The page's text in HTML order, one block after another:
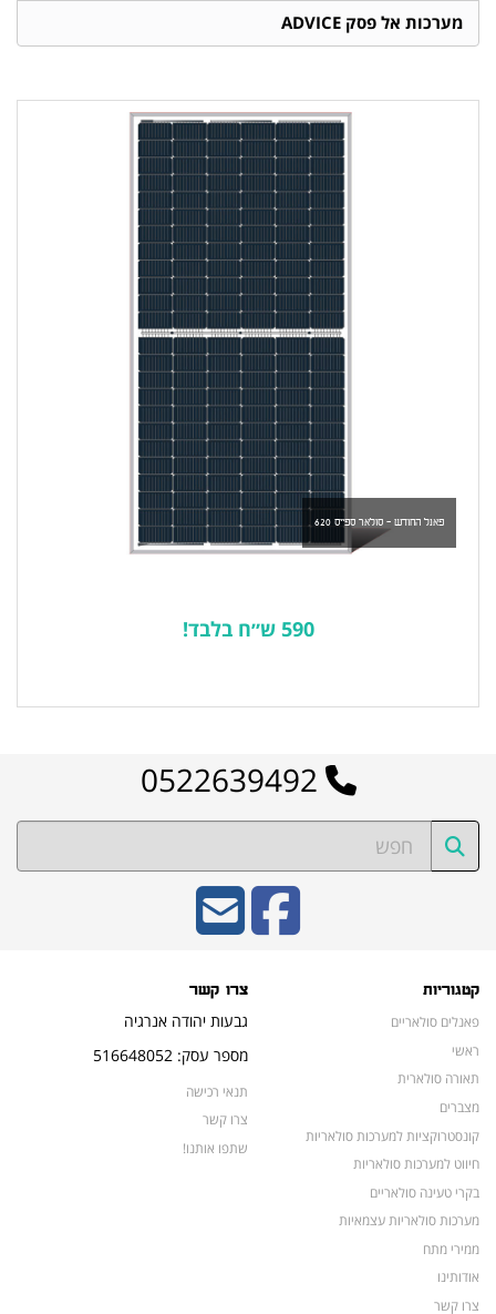
מערכות אל פסק ADVICE
פאנל החודש - סולאר ספייס 620
590 ש״ח בלבד!
קטגוריות
פאנלים סולאריים
ראשי
תאורה סולארית
מצברים
קונסטרוקציות למערכות סולאריות
חיווט למערכות סולאריות
בקרי טעינה סולאריים
מערכות סולאריות עצמאיות
ממירי מתח
אודותינו
צרו קשר
צרו קשר
גבעות יהודה אנרגיה
מספר עסק: 516648052
תנאי רכישה
צרו קשר
שתפו אותנו!